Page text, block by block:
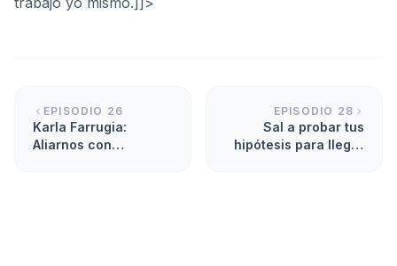
EPISODIO 26
Karla Farrugia:
Aliarnos con
EPISODIO 28
Sal a probar tus
hipótesis para llegar